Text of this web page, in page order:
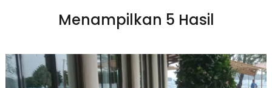
Menampilkan 5 Hasil